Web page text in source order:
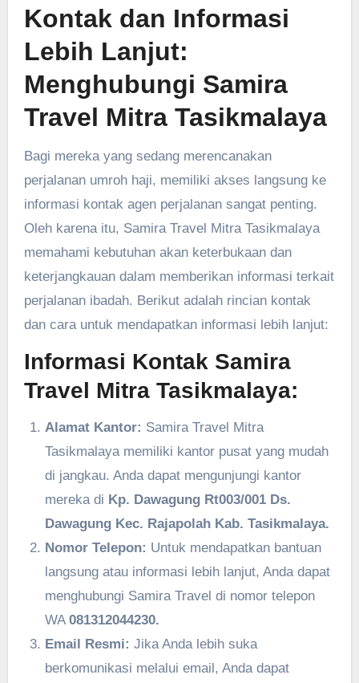
Kontak dan Informasi
Lebih Lanjut:
Menghubungi Samira
Travel Mitra Tasikmalaya
Bagi mereka yang sedang merencanakan
perjalanan umroh haji, memiliki akses langsung ke
informasi kontak agen perjalanan sangat penting.
Oleh karena itu, Samira Travel Mitra Tasikmalaya
memahami kebutuhan akan keterbukaan dan
keterjangkauan dalam memberikan informasi terkait
perjalanan ibadah. Berikut adalah rincian kontak
dan cara untuk mendapatkan informasi lebih lanjut:
Informasi Kontak Samira
Travel Mitra Tasikmalaya:
Alamat Kantor: Samira Travel Mitra
Tasikmalaya memiliki kantor pusat yang mudah
di jangkau. Anda dapat mengunjungi kantor
mereka di Kp. Dawagung Rt003/001 Ds.
Dawagung Kec. Rajapolah Kab. Tasikmalaya.
Nomor Telepon: Untuk mendapatkan bantuan
langsung atau informasi lebih lanjut, Anda dapat
menghubungi Samira Travel di nomor telepon
WA 081312044230.
Email Resmi: Jika Anda lebih suka
berkomunikasi melalui email, Anda dapat